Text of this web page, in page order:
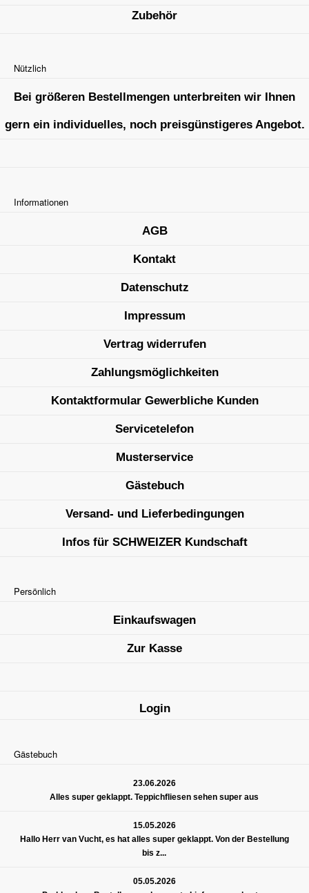
Zubehör
Nützlich
Bei größeren Bestellmengen unterbreiten wir Ihnen
gern ein individuelles, noch preisgünstigeres Angebot.
Informationen
AGB
Kontakt
Datenschutz
Impressum
Vertrag widerrufen
Zahlungsmöglichkeiten
Kontaktformular Gewerbliche Kunden
Servicetelefon
Musterservice
Gästebuch
Versand- und Lieferbedingungen
Infos für SCHWEIZER Kundschaft
Persönlich
Einkaufswagen
Zur Kasse
Login
Gästebuch
23.06.2026
Alles super geklappt. Teppichfliesen sehen super aus
15.05.2026
Hallo Herr van Vucht, es hat alles super geklappt. Von der Bestellung
bis z...
05.05.2026